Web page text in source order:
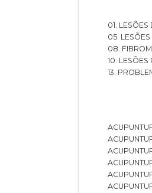
01.
05.
08.
10.
13.